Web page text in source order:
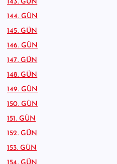
143. GÜN
144. GÜN
145. GÜN
146. GÜN
147. GÜN
148. GÜN
149. GÜN
150. GÜN
151. GÜN
152. GÜN
153. GÜN